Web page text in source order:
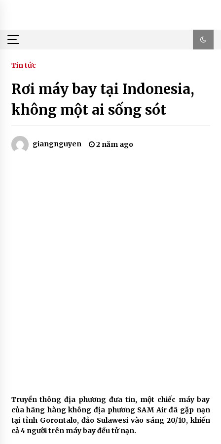
Tin tức
Rơi máy bay tại Indonesia,
không một ai sống sót
giangnguyen 2 năm ago
Truyền thông địa phương đưa tin, một chiếc máy bay
của hãng hàng không địa phương SAM Air đã gặp nạn
tại tỉnh Gorontalo, đảo Sulawesi vào sáng 20/10, khiến
cả 4 người trên máy bay đều tử nạn.